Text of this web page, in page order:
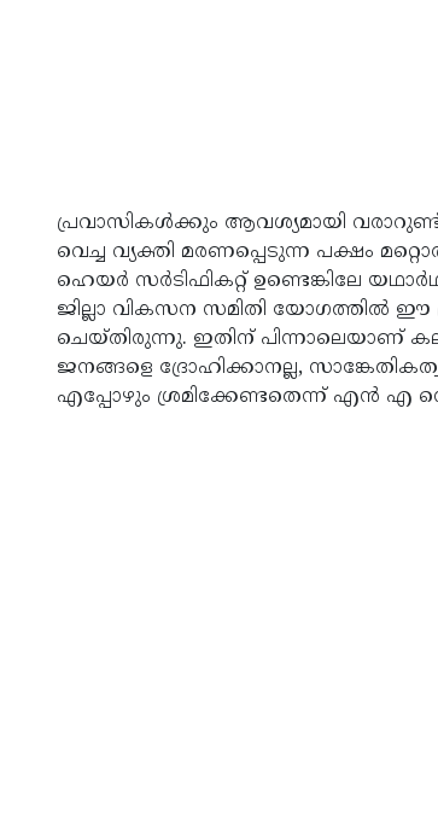
പ്രവാസികള്‍ക്കും ആവശ്യമായി
വെച്ച വ്യക്തി മരണപ്പെടുന്ന പക്ഷം
ഹെയര്‍ സര്‍ടിഫികറ്റ് ഉണ്ടെങ്കിലേ
ജില്ലാ വികസന സമിതി യോഗത്തില്‍
ചെയ്തിരുന്നു. ഇതിന് പിന്നാലെയാണ്
ജനങ്ങളെ ദ്രോഹിക്കാനല്ല,
എപ്പോഴും ശ്രമിക്കേണ്ടതെന്ന് എന്‍ എ